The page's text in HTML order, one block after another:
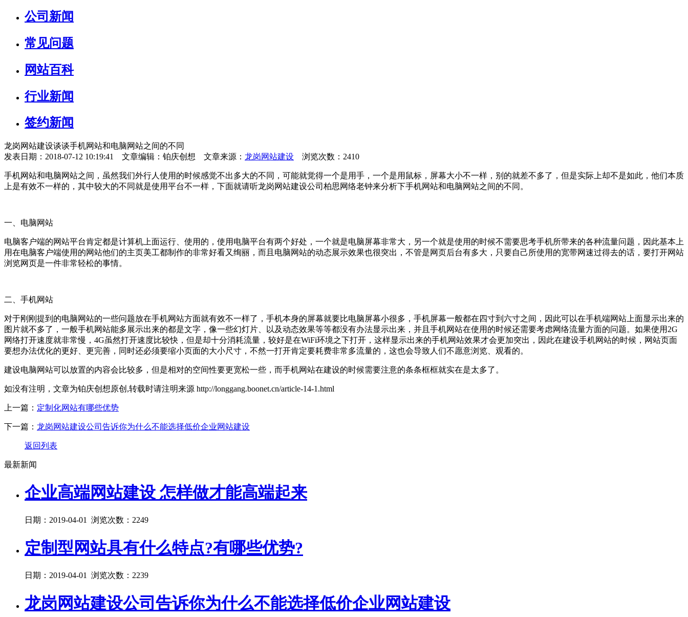
公司新闻
常见问题
网站百科
行业新闻
签约新闻
龙岗网站建设谈谈手机网站和电脑网站之间的不同
发表日期：2018-07-12 10:19:41 文章编辑：铂庆创想 文章来源： 龙岗网站建设 浏览次数：2410
手机网站和电脑网站之间，虽然我们外行人使用的时候感觉不出多大的不同，可能就觉得一个是用手，一个是用鼠标，屏幕大小不一样，别的就差不多了，但是实际上却不是如此，他们本质
上是有效不一样的，其中较大的不同就是使用平台不一样，下面就请听龙岗网站建设公司柏思网络老钟来分析下手机网站和电脑网站之间的不同。
一、电脑网站
电脑客户端的网站平台肯定都是计算机上面运行、使用的，使用电脑平台有两个好处，一个就是电脑屏幕非常大，另一个就是使用的时候不需要思考手机所带来的各种流量问题，因此基本上
用在电脑客户端使用的网站他们的主页美工都制作的非常好看又绚丽，而且电脑网站的动态展示效果也很突出，不管是网页后台有多大，只要自己所使用的宽带网速过得去的话，要打开网站
浏览网页是一件非常轻松的事情。
二、手机网站
对于刚刚提到的电脑网站的一些问题放在手机网站方面就有效不一样了，手机本身的屏幕就要比电脑屏幕小很多，手机屏幕一般都在四寸到六寸之间，因此可以在手机端网站上面显示出来的
图片就不多了，一般手机网站能多展示出来的都是文字，像一些幻灯片、以及动态效果等等都没有办法显示出来，并且手机网站在使用的时候还需要考虑网络流量方面的问题。如果使用2G
网络打开速度就非常慢，4G虽然打开速度比较快，但是却十分消耗流量，较好是在WiFi环境之下打开，这样显示出来的手机网站效果才会更加突出，因此在建设手机网站的时候，网站页面
要想办法优化的更好、更完善，同时还必须要缩小页面的大小尺寸，不然一打开肯定要耗费非常多流量的，这也会导致人们不愿意浏览、观看的。
建设电脑网站可以放置的内容会比较多，但是相对的空间性要更宽松一些，而手机网站在建设的时候需要注意的条条框框就实在是太多了。
如没有注明，文章为铂庆创想原创,转载时请注明来源 http://longgang.boonet.cn/article-14-1.html
上一篇： 定制化网站有哪些优势
下一篇： 龙岗网站建设公司告诉你为什么不能选择低价企业网站建设
返回列表
最新新闻
企业高端网站建设 怎样做才能高端起来
日期：2019-04-01 浏览次数：2249
定制型网站具有什么特点?有哪些优势?
日期：2019-04-01 浏览次数：2239
龙岗网站建设公司告诉你为什么不能选择低价企业网站建设